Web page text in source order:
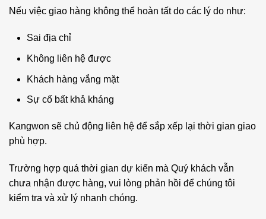
Nếu việc giao hàng không thể hoàn tất do các lý do như:
Sai địa chỉ
Không liên hệ được
Khách hàng vắng mặt
Sự cố bất khả kháng
Kangwon sẽ chủ động liên hệ để sắp xếp lại thời gian giao
phù hợp.
Trường hợp quá thời gian dự kiến mà Quý khách vẫn
chưa nhận được hàng, vui lòng phản hồi để chúng tôi
kiểm tra và xử lý nhanh chóng.